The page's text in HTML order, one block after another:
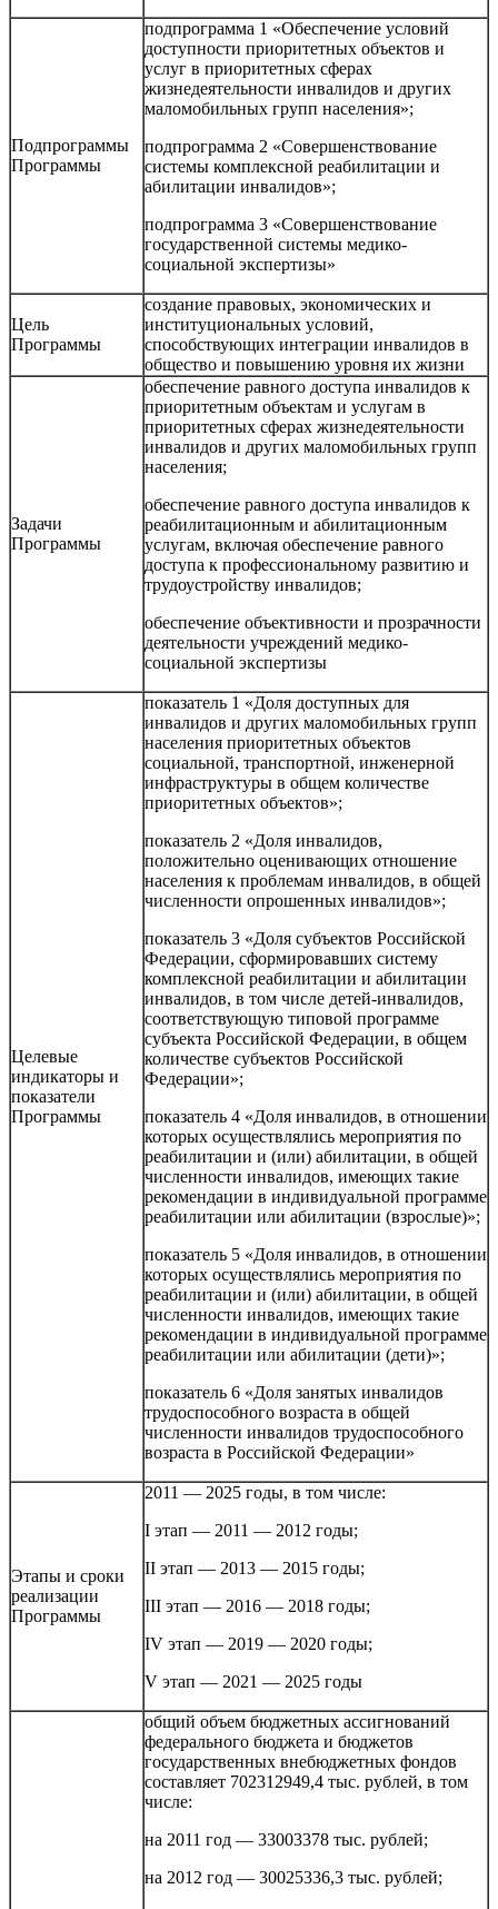
Подпрограммы
Программы
подпрограмма 1 «Обеспечение условий
доступности приоритетных объектов и
услуг в приоритетных сферах
жизнедеятельности инвалидов и других
маломобильных групп населения»;
подпрограмма 2 «Совершенствование
системы комплексной реабилитации и
абилитации инвалидов»;
подпрограмма 3 «Совершенствование
государственной системы медико-
социальной экспертизы»
Цель
Программы
создание правовых, экономических и
институциональных условий,
способствующих интеграции инвалидов в
общество и повышению уровня их жизни
Задачи
Программы
обеспечение равного доступа инвалидов к
приоритетным объектам и услугам в
приоритетных сферах жизнедеятельности
инвалидов и других маломобильных групп
населения;
обеспечение равного доступа инвалидов к
реабилитационным и абилитационным
услугам, включая обеспечение равного
доступа к профессиональному развитию и
трудоустройству инвалидов;
обеспечение объективности и прозрачности
деятельности учреждений медико-
социальной экспертизы
Целевые
индикаторы и
показатели
Программы
показатель 1 «Доля доступных для
инвалидов и других маломобильных групп
населения приоритетных объектов
социальной, транспортной, инженерной
инфраструктуры в общем количестве
приоритетных объектов»;
показатель 2 «Доля инвалидов,
положительно оценивающих отношение
населения к проблемам инвалидов, в общей
численности опрошенных инвалидов»;
показатель 3 «Доля субъектов Российской
Федерации, сформировавших систему
комплексной реабилитации и абилитации
инвалидов, в том числе детей-инвалидов,
соответствующую типовой программе
субъекта Российской Федерации, в общем
количестве субъектов Российской
Федерации»;
показатель 4 «Доля инвалидов, в отношении
которых осуществлялись мероприятия по
реабилитации и (или) абилитации, в общей
численности инвалидов, имеющих такие
рекомендации в индивидуальной программе
реабилитации или абилитации (взрослые)»;
показатель 5 «Доля инвалидов, в отношении
которых осуществлялись мероприятия по
реабилитации и (или) абилитации, в общей
численности инвалидов, имеющих такие
рекомендации в индивидуальной программе
реабилитации или абилитации (дети)»;
показатель 6 «Доля занятых инвалидов
трудоспособного возраста в общей
численности инвалидов трудоспособного
возраста в Российской Федерации»
Этапы и сроки
реализации
Программы
2011 — 2025 годы, в том числе:
I этап — 2011 — 2012 годы;
II этап — 2013 — 2015 годы;
III этап — 2016 — 2018 годы;
IV этап — 2019 — 2020 годы;
V этап — 2021 — 2025 годы
общий объем бюджетных ассигнований
федерального бюджета и бюджетов
государственных внебюджетных фондов
составляет 702312949,4 тыс. рублей, в том
числе:
на 2011 год — 33003378 тыс. рублей;
на 2012 год — 30025336,3 тыс. рублей;